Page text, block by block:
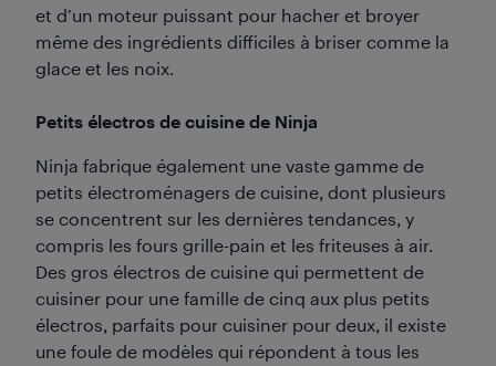
et d’un moteur puissant pour hacher et broyer
même des ingrédients difficiles à briser comme la
glace et les noix.
Petits électros de cuisine de Ninja
Ninja fabrique également une vaste gamme de
petits électroménagers de cuisine, dont plusieurs
se concentrent sur les dernières tendances, y
compris les fours grille-pain et les friteuses à air.
Des gros électros de cuisine qui permettent de
cuisiner pour une famille de cinq aux plus petits
électros, parfaits pour cuisiner pour deux, il existe
une foule de modèles qui répondent à tous les